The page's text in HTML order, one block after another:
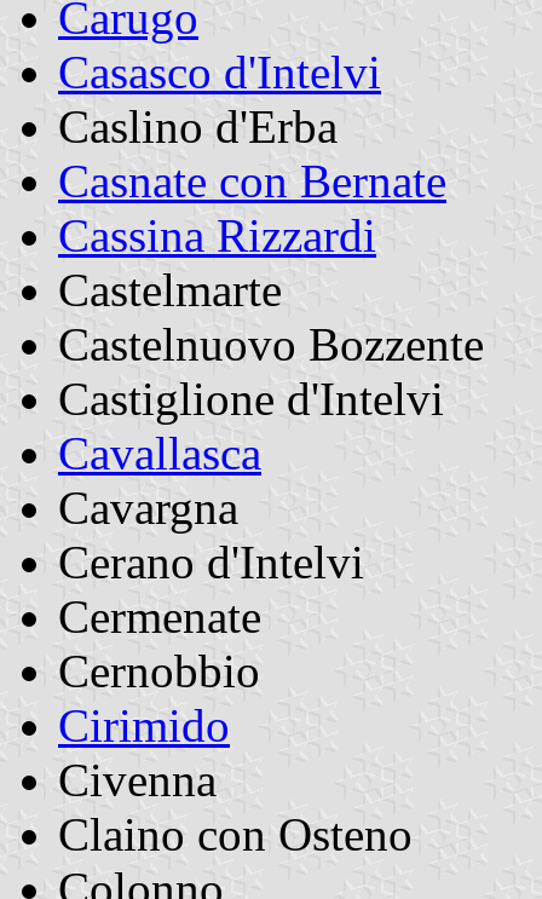
Carugo
Casasco d'Intelvi
Caslino d'Erba
Casnate con Bernate
Cassina Rizzardi
Castelmarte
Castelnuovo Bozzente
Castiglione d'Intelvi
Cavallasca
Cavargna
Cerano d'Intelvi
Cermenate
Cernobbio
Cirimido
Civenna
Claino con Osteno
Colonno